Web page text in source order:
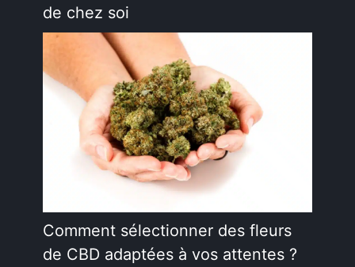
de chez soi
Comment sélectionner des fleurs
de CBD adaptées à vos attentes ?